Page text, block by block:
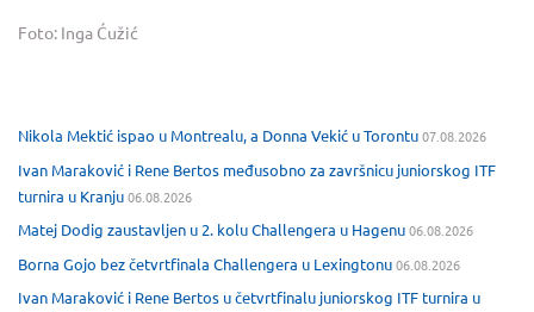
Foto: Inga Ćužić
Nikola Mektić ispao u Montrealu, a Donna Vekić u Torontu07.08.2026
Ivan Maraković i Rene Bertos međusobno za završnicu juniorskog ITF
turnira u Kranju06.08.2026
Matej Dodig zaustavljen u 2. kolu Challengera u Hagenu06.08.2026
Borna Gojo bez četvrtfinala Challengera u Lexingtonu06.08.2026
Ivan Maraković i Rene Bertos u četvrtfinalu juniorskog ITF turnira u